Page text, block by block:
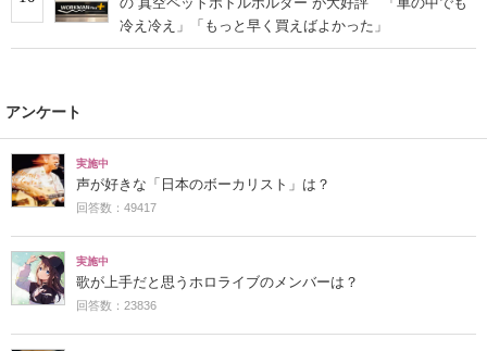
冷え冷え」「もっと早く買えばよかった」
アンケート
実施中
声が好きな「日本のボーカリスト」は？
回答数：49417
実施中
歌が上手だと思うホロライブのメンバーは？
回答数：23836